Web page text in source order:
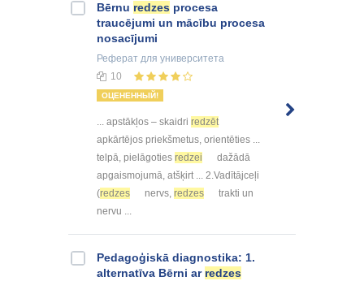
Bērnu redzes procesa
traucējumi un mācību procesa
nosacījumi
Реферат для университета
10
ОЦЕНЕННЫЙ!
... apstākļos – skaidri redzēt
apkārtējos priekšmetus, orientēties ...
telpā, pielāgoties redzei
dažādā
apgaismojumā, atšķirt ... 2.Vadītājceļi
(redzes nervs, redzes
trakti un
nervu ...
Pedagoģiskā diagnostika: 1.
alternatīva Bērni ar redzes